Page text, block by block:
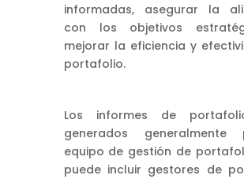
informadas, asegurar la
con los objetivos
mejorar la eficiencia y
portafolio.
Los informes de
generados
equipo de gestión de
puede incluir gestores de